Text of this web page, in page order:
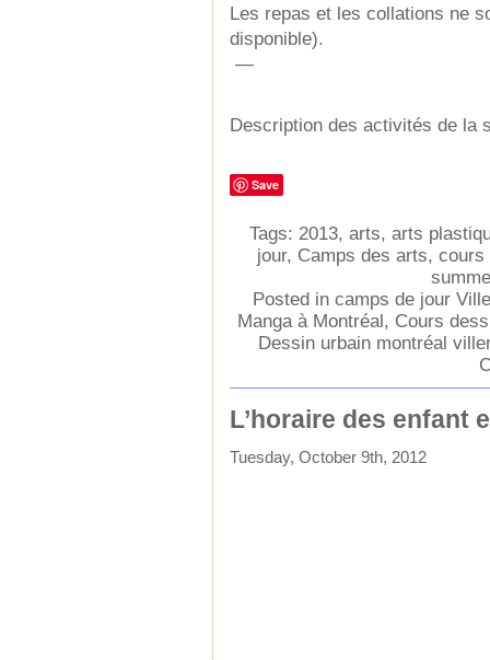
Les repas et les collations ne
disponible).
—
Description des activités de la
Save
Tags: 2013, arts, arts
jour, Camps des arts, cours
Posted in camps de jour
Manga à Montréal, Cours
Dessin urbain montréal
L’horaire des enfant
Tuesday, October 9th, 2012